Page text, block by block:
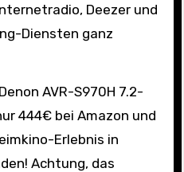
Deezer und
Diensten ganz
AVR-S970H 7.2-
444€ bei Amazon und
Erlebnis in
Achtung, das